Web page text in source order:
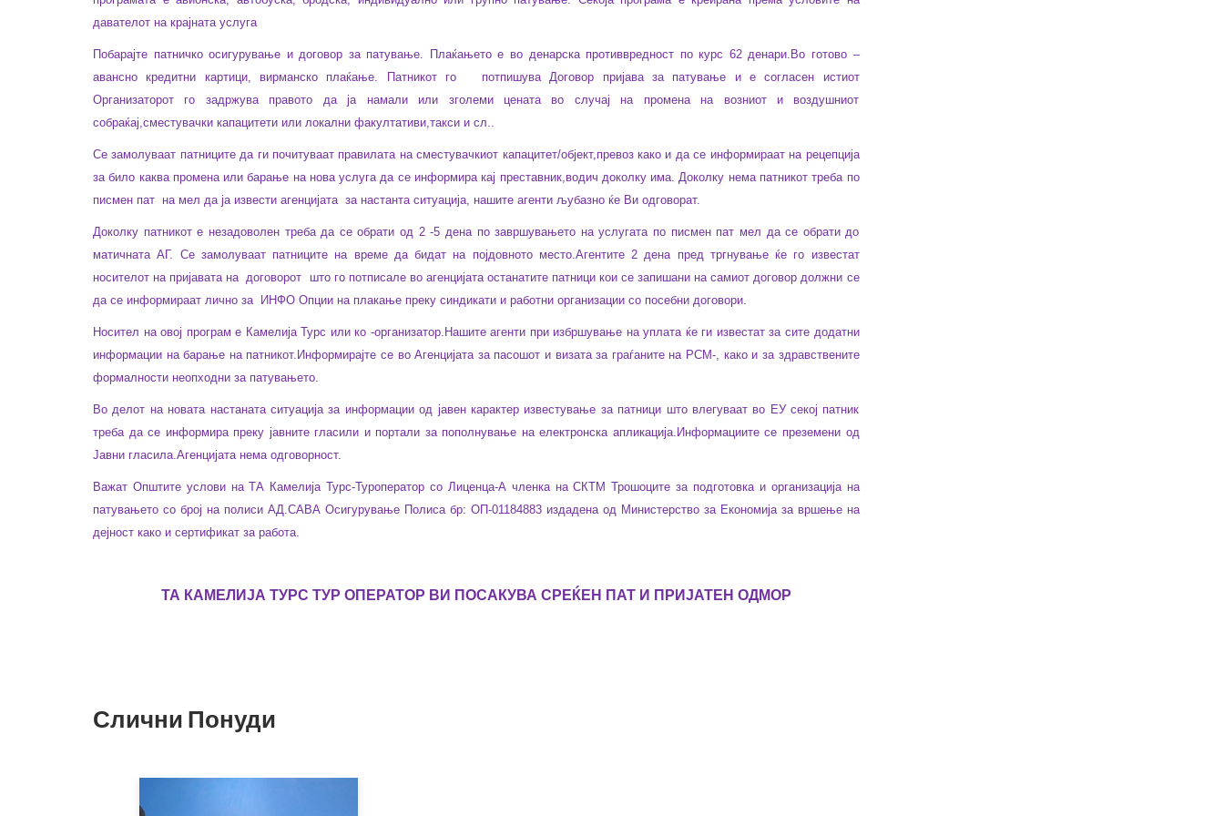
давателот на крајната услуга
Побарајте патничко осигурување и договор за патување.
Плаќањето е во денарска противвредност по курс 62 денари.Во готово –
авансно кредитни картици, вирманско плаќање. Патникот го
потпишува Договор пријава за патување и е согласен истиот
Организаторот го задржува правото да ја намали или зголеми цената во случај на промена на возниот и воздушниот
собраќај,сместувачки капацитети или локални факултативи,такси и сл..
Се замолуваат патниците да ги почитуваат правилата на сместувачкиот капацитет/објект,превоз како и да се информираат на рецепција
за било каква промена или барање на нова услуга да се информира кај преставник,водич доколку има. Доколку нема патникот треба по
писмен пат на мел да ја извести агенцијата за настанта ситуација, нашите агенти љубазно ќе Ви одговорат.
Доколку патникот е незадоволен треба да се обрати од 2 -5 дена по завршувањето на услугата по писмен пат мел да се обрати до
матичната АГ. Се замолуваат патниците на време да бидат на појдовното место.Агентите 2 дена пред тргнување ќе го известат
носителот на пријавата на договорот
што го потписале во агенцијата останатите патници кои се запишани на самиот договор должни се
да се информираат лично за
ИНФО Опции на плакање преку синдикати и работни организации со посебни договори.
Носител на овој програм е Камелија Турс или ко -организатор.Нашите агенти при избршување на уплата ќе ги известат за сите додатни
информации на барање на патникот. Информирајте се во Агенцијата за пасошот и визата за граѓаните на РСМ-, како и за здравствените
формалности неопходни за патувањето.
Во делот на новата настаната ситуација за информации од јавен карактер известување за патници што влегуваат во ЕУ секој патник
треба да се информира преку јавните гласили и портали за пополнување на електронска апликација.Информациите се преземени од
Јавни гласила.Агенцијата нема одговорност.
Важат Општите услови на ТА Камелија Турс-Туроператор со Лиценца-А членка на СКТМ Трошоците за подготовка и организација на
патувањето со број на полиси АД.САВА Осигурување Полиса бр: ОП-01184883 издадена од Министерство за Економија за вршење на
дејност како и сертификат за работа.
ТА КАМЕЛИЈА ТУРС ТУР ОПЕРАТОР ВИ ПОСАКУВА СРЕЌЕН ПАТ И ПРИЈАТЕН ОДМОР
Слични Понуди